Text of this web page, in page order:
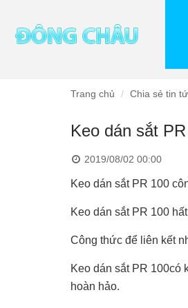
Keo dán sắt
2019/08/02 00:00
Keo dán sắt PR 100
Keo dán sắt PR 100
Công thức để liên kết
Keo dán sắt PR 100có
hoàn hảo.
Trang chủ Chia sẻ tin